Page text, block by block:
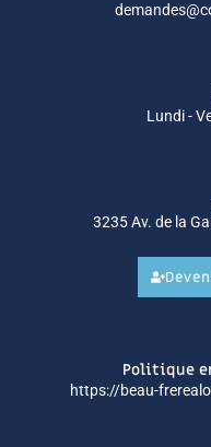
Lundi -
3235 Av. de la
Politique
https://beau-